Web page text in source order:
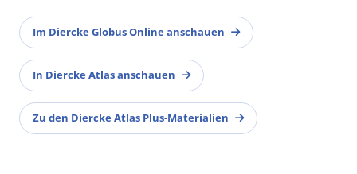
Im Diercke Globus Online anschauen
In Diercke Atlas anschauen
Zu den Diercke Atlas Plus-Materialien